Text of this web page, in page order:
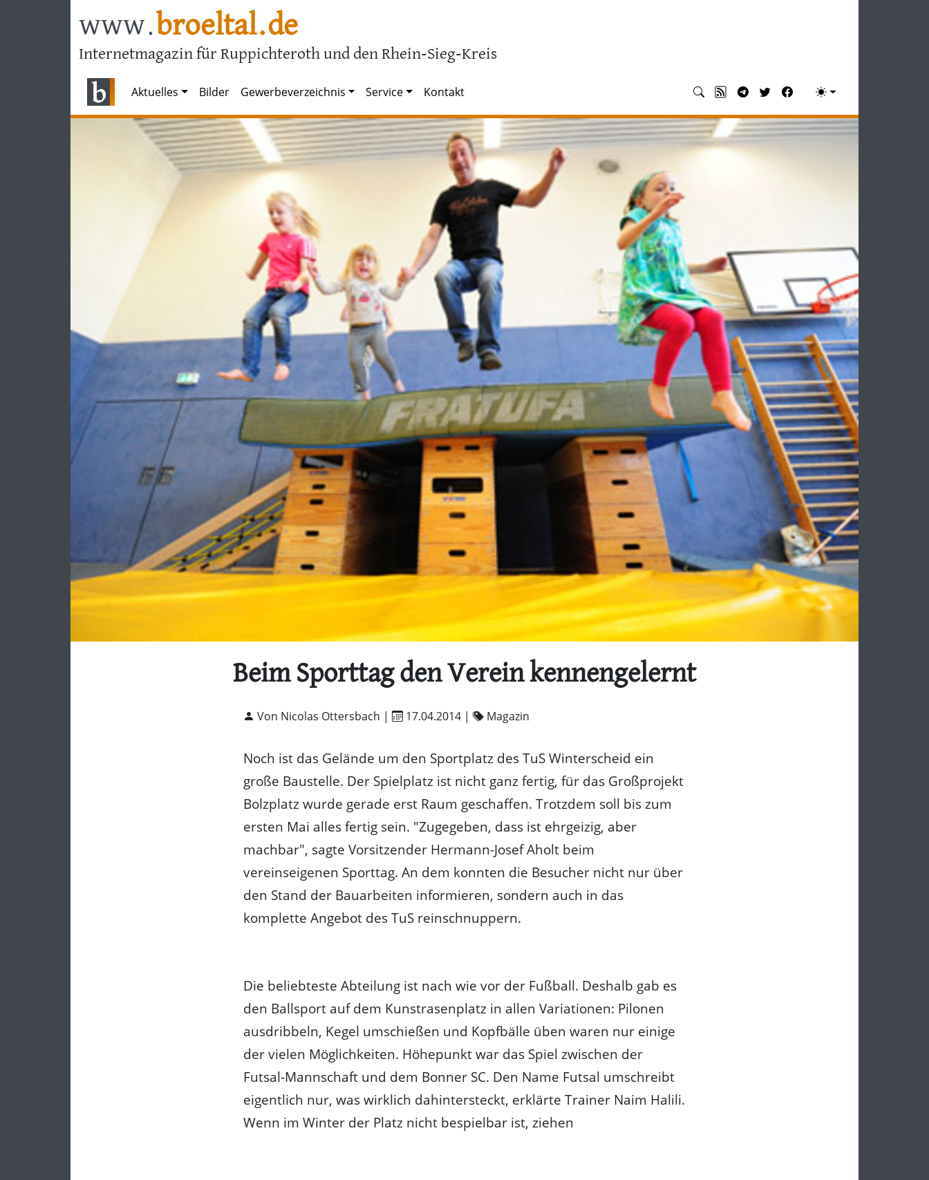
www.broeltal.de
Internetmagazin für Ruppichteroth und den Rhein-Sieg-Kreis
Aktuelles Bilder Gewerbeverzeichnis Service Kontakt
Beim Sporttag den Verein kennengelernt
Von Nicolas Ottersbach | 17.04.2014 | Magazin
Noch ist das Gelände um den Sportplatz des TuS Winterscheid ein
große Baustelle. Der Spielplatz ist nicht ganz fertig, für das Großprojekt
Bolzplatz wurde gerade erst Raum geschaffen. Trotzdem soll bis zum
ersten Mai alles fertig sein. "Zugegeben, dass ist ehrgeizig, aber
machbar", sagte Vorsitzender Hermann-Josef Aholt beim
vereinseigenen Sporttag. An dem konnten die Besucher nicht nur über
den Stand der Bauarbeiten informieren, sondern auch in das
komplette Angebot des TuS reinschnuppern.
Die beliebteste Abteilung ist nach wie vor der Fußball. Deshalb gab es
den Ballsport auf dem Kunstrasenplatz in allen Variationen: Pilonen
ausdribbeln, Kegel umschießen und Kopfbälle üben waren nur einige
der vielen Möglichkeiten. Höhepunkt war das Spiel zwischen der
Futsal-Mannschaft und dem Bonner SC. Den Name Futsal umschreibt
eigentlich nur, was wirklich dahintersteckt, erklärte Trainer Naim Halili.
Wenn im Winter der Platz nicht bespielbar ist, ziehen